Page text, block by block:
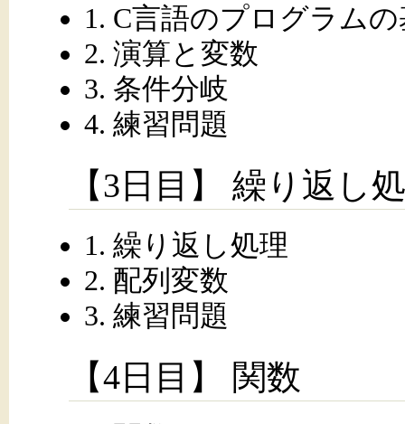
1. C言語のプログラム
2. 演算と変数
3. 条件分岐
4. 練習問題
【3日目】 繰り返し
1. 繰り返し処理
2. 配列変数
3. 練習問題
【4日目】 関数